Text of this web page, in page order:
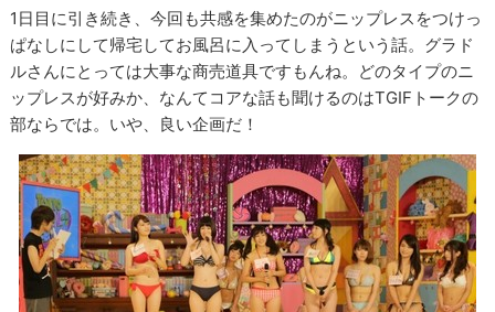
1日目に引き続き、今回も共感を集めたのがニップレスをつけっ
ぱなしにして帰宅してお風呂に入ってしまうという話。グラド
ルさんにとっては大事な商売道具ですもんね。どのタイプのニ
ップレスが好みか、なんてコアな話も聞けるのはTGIFトークの
部ならでは。いや、良い企画だ！